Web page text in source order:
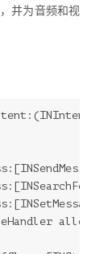
并为音频和视
alloc]